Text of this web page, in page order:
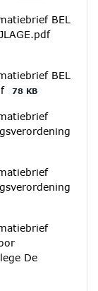
BEL
BEL
78 KB
De